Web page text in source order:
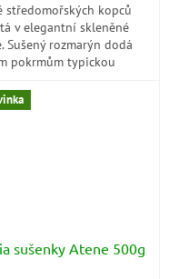
středomořských kopců
v elegantní skleněné
Sušený rozmarýn dodá
pokrmům typickou
promění pečené
maso nebo...
sušenky Atene 500g